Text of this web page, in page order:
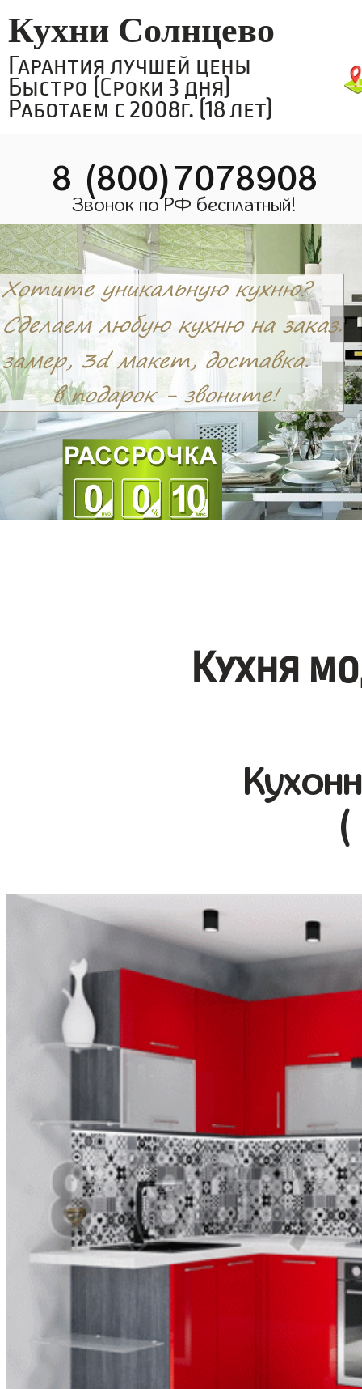
Кухни Солнцево
Гарантия лучшей цены
Быстро (Сроки 3 дня)
Работаем с 2008г. (18 лет)
8 (800)7078908
Звонок по РФ бесплатный!
Кухня
(